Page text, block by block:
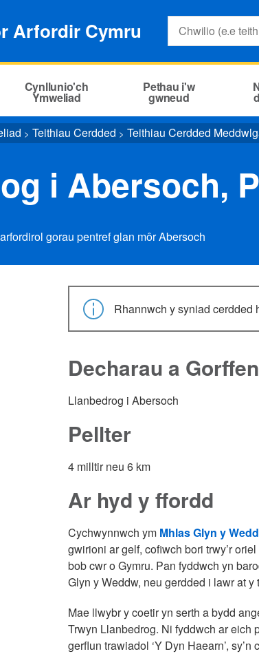
Arfordir Cymru Search:
Cynllunio'ch
Ymweliad
Pethau i'w
gwneud
> Teithiau Cerdded > Teithiau Cerdded
i Abersoch,
gorau pentref glan môr Abersoch
Rhannwch y syniad cerdded
Decharau a Gorffen
Llanbedrog i Abersoch
Pellter
4 milltir neu 6 km
Ar hyd y ffordd
Cychwynnwch ym Mhlas Glyn y
gwirioni ar gelf, cofiwch bori trwy’r
bob cwr o Gymru. Pan fyddwch yn
Glyn y Weddw, neu gerdded i lawr at
Mae llwybr y coetir yn serth a bydd
Trwyn Llanbedrog. Ni fyddwch ar eich
gerflun trawiadol ‘Y Dyn Haearn’,